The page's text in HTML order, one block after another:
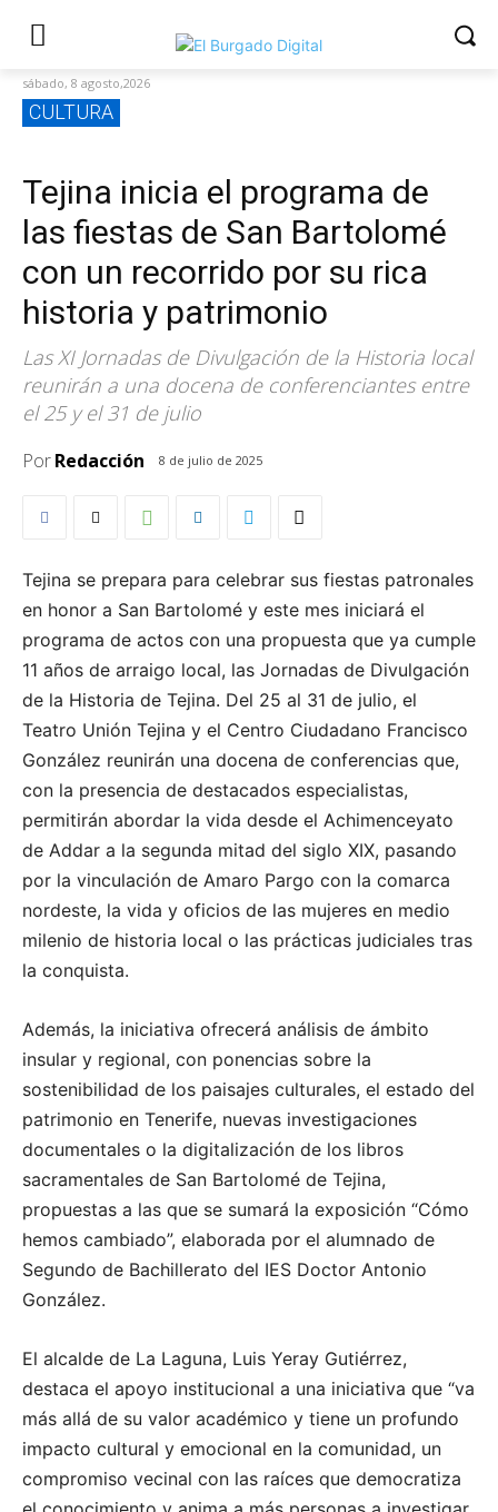
sábado, 8 agosto,2026
CULTURA
Tejina inicia el programa de
las fiestas de San Bartolomé
con un recorrido por su rica
historia y patrimonio
Las XI Jornadas de Divulgación de la Historia local
reunirán a una docena de conferenciantes entre
el 25 y el 31 de julio
PorRedacción 8 de julio de 2025
Tejina se prepara para celebrar sus fiestas patronales
en honor a San Bartolomé y este mes iniciará el
programa de actos con una propuesta que ya cumple
11 años de arraigo local, las Jornadas de Divulgación
de la Historia de Tejina. Del 25 al 31 de julio, el
Teatro Unión Tejina y el Centro Ciudadano Francisco
González reunirán una docena de conferencias que,
con la presencia de destacados especialistas,
permitirán abordar la vida desde el Achimenceyato
de Addar a la segunda mitad del siglo XIX, pasando
por la vinculación de Amaro Pargo con la comarca
nordeste, la vida y oficios de las mujeres en medio
milenio de historia local o las prácticas judiciales tras
la conquista.
Además, la iniciativa ofrecerá análisis de ámbito
insular y regional, con ponencias sobre la
sostenibilidad de los paisajes culturales, el estado del
patrimonio en Tenerife, nuevas investigaciones
documentales o la digitalización de los libros
sacramentales de San Bartolomé de Tejina,
propuestas a las que se sumará la exposición “Cómo
hemos cambiado”, elaborada por el alumnado de
Segundo de Bachillerato del IES Doctor Antonio
González.
El alcalde de La Laguna, Luis Yeray Gutiérrez,
destaca el apoyo institucional a una iniciativa que “va
más allá de su valor académico y tiene un profundo
impacto cultural y emocional en la comunidad, un
compromiso vecinal con las raíces que democratiza